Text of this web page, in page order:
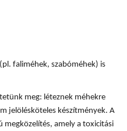
faliméhek, szabóméhek) is
meg: léteznek méhekre
jelölésköteles készítmények. A
amely a toxicitási